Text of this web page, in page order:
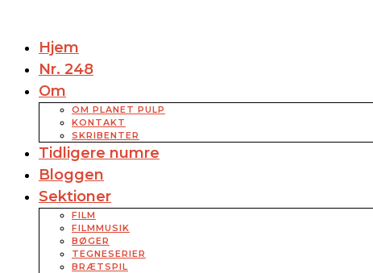
Hjem
Nr. 248
Om
OM PLANET PULP
KONTAKT
SKRIBENTER
Tidligere numre
Bloggen
Sektioner
FILM
FILMMUSIK
BØGER
TEGNESERIER
BRÆTSPIL